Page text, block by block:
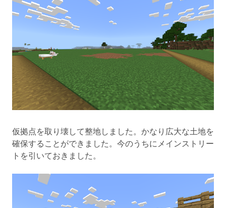
仮拠点を取り壊して整地しました。かなり広大な土地を
確保することができました。今のうちにメインストリー
トを引いておきました。